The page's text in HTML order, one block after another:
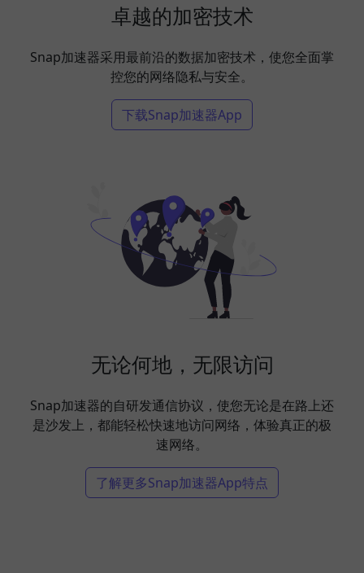
卓越的加密技术
Snap加速器采用最前沿的数据加密技术，使您全面掌
控您的网络隐私与安全。
下载Snap加速器App
无论何地，无限访问
Snap加速器的自研发通信协议，使您无论是在路上还
是沙发上，都能轻松快速地访问网络，体验真正的极
速网络。
了解更多Snap加速器App特点